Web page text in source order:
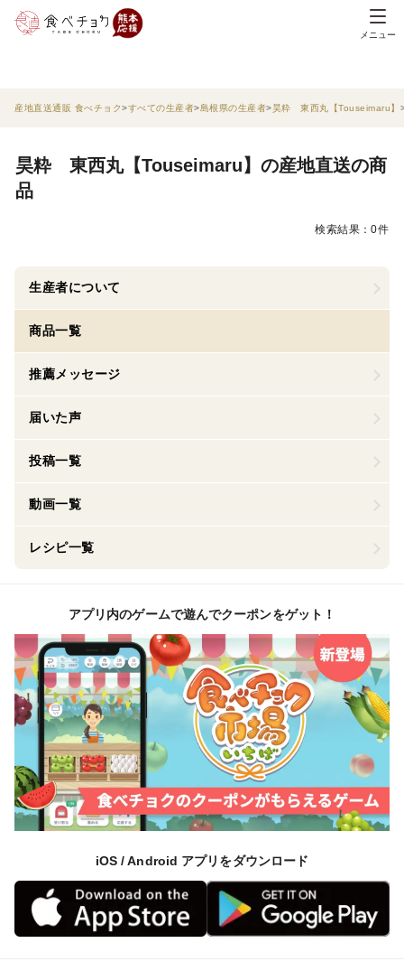
メニュー
産地直送通販 食べチョク すべての生産者 島根県の生産者 昊粋 東西丸【Touseimaru】
昊粋 東西丸【Touseimaru】の産地直送の商
品
検索結果：0件
生産者について
商品一覧
推薦メッセージ
届いた声
投稿一覧
動画一覧
レシピ一覧
アプリ内のゲームで遊んでクーポンをゲット！
iOS / Android アプリをダウンロード